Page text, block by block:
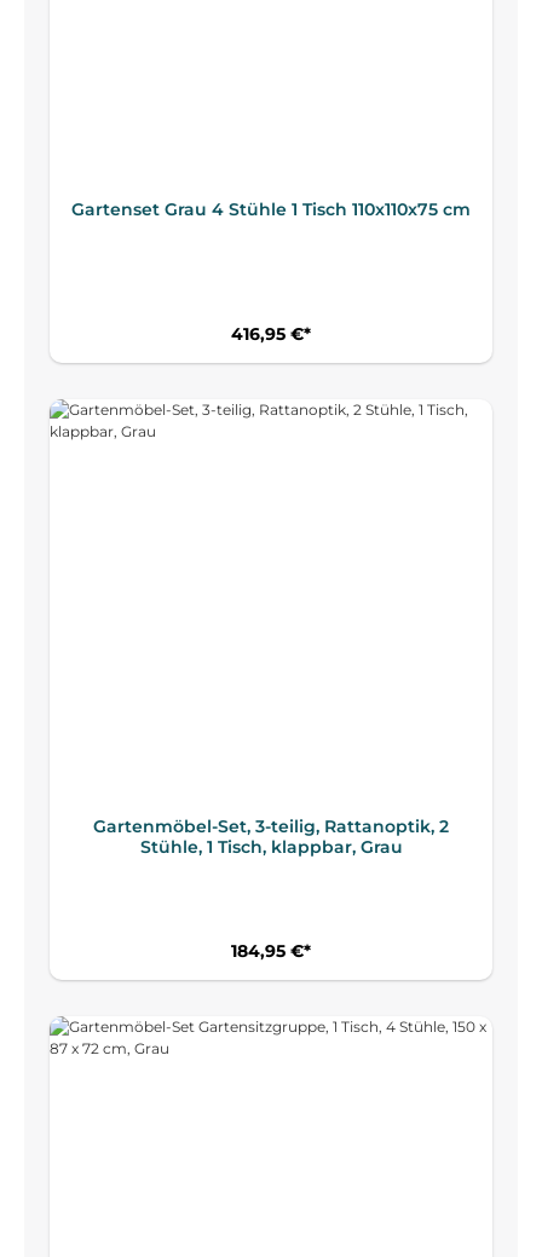
Gartenset Grau 4 Stühle 1 Tisch 110x110x75 cm
416,95 €*
Gartenmöbel-Set, 3-teilig, Rattanoptik, 2
Stühle, 1 Tisch, klappbar, Grau
184,95 €*